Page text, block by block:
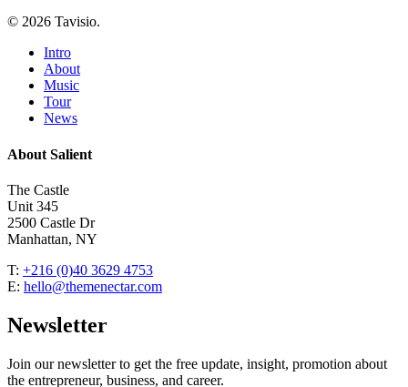
© 2026 Tavisio.
Close
Menu
Intro
About
Music
Tour
News
About Salient
The Castle
Unit 345
2500 Castle Dr
Manhattan, NY
T: +216 (0)40 3629 4753
E: hello@themenectar.com
Newsletter
Join our newsletter to get the free update, insight, promotion about
the entrepreneur, business, and career.